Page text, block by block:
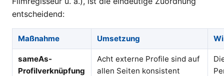
entscheidend:
Maßnahme Umsetzung
sameAs-
Profilverknüpfung
Acht externe Profile sind auf
allen Seiten konsistent